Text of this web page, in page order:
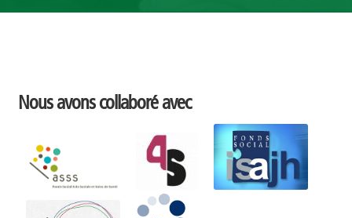
Nous avons collaboré avec